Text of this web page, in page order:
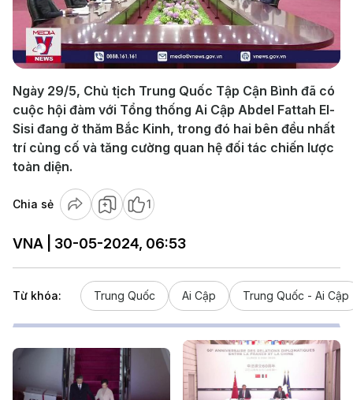
Video
Ngày 29/5, Chủ tịch Trung Quốc Tập Cận Bình đã có
cuộc hội đàm với Tổng thống Ai Cập Abdel Fattah El-
Sisi đang ở thăm Bắc Kinh, trong đó hai bên đều nhất
trí củng cố và tăng cường quan hệ đối tác chiến lược
toàn diện.
Chia sẻ 1
VNA | 30-05-2024, 06:53
Từ khóa: Trung Quốc Ai Cập Trung Quốc - Ai Cập